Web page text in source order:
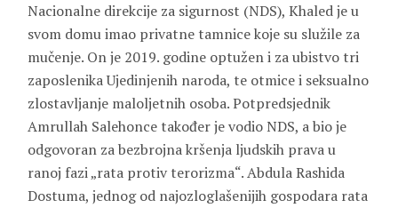
Nacionalne direkcije za sigurnost (NDS), Khaled je u
svom domu imao privatne tamnice koje su služile za
mučenje. On je 2019. godine optužen i za ubistvo tri
zaposlenika Ujedinjenih naroda, te otmice i seksualno
zlostavljanje maloljetnih osoba. Potpredsjednik
Amrullah Salehonce također je vodio NDS, a bio je
odgovoran za bezbrojna kršenja ljudskih prava u
ranoj fazi „rata protiv terorizma“. Abdula Rashida
Dostuma, jednog od najozloglašenijih gospodara rata